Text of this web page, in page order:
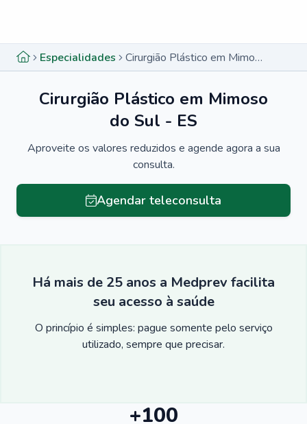
Especialidades Cirurgião Plástico em Mimoso do Sul - ES
Cirurgião Plástico em Mimoso
do Sul - ES
Aproveite os valores reduzidos e agende agora a sua
consulta.
Agendar teleconsulta
Há mais de 25 anos a Medprev facilita
seu acesso à saúde
O princípio é simples: pague somente pelo serviço
utilizado, sempre que precisar.
+100